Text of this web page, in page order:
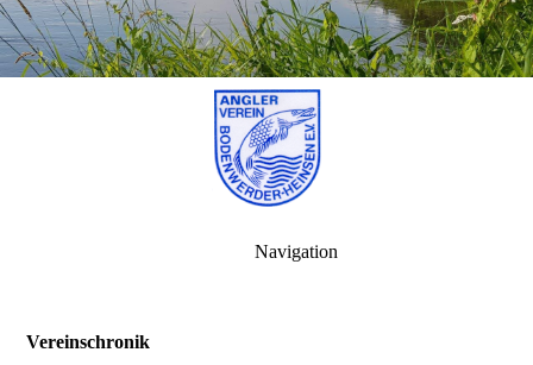
Navigation
Vereinschronik